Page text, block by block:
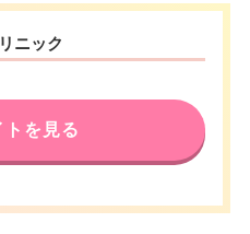
ニック
を見る